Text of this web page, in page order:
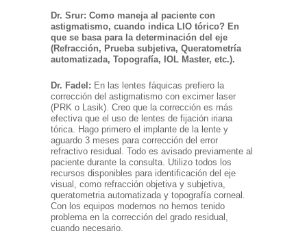
Dr. Srur: Como maneja al paciente con
astigmatismo, cuando indica LIO tórico? En
que se basa para la determinación del eje
(Refracción, Prueba subjetiva, Queratometría
automatizada, Topografía, IOL Master, etc.).
Dr. Fadel: En las lentes fáquicas prefiero la
corrección del astigmatismo con excimer laser
(PRK o Lasik). Creo que la corrección es más
efectiva que el uso de lentes de fijación iriana
tórica. Hago primero el implante de la lente y
aguardo 3 meses para corrección del error
refractivo residual. Todo es avisado previamente al
paciente durante la consulta. Utilizo todos los
recursos disponibles para identificación del eje
visual, como refracción objetiva y subjetiva,
queratometria automatizada y topografía corneal.
Con los equipos modernos no hemos tenido
problema en la corrección del grado residual,
cuando necesario.